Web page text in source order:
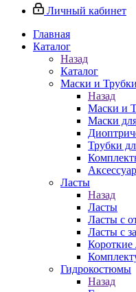
Личный кабинет
Главная
Каталог
Назад
Каталог
Маски и Трубки
Назад
Маски и
Маски
Трубки
Ласты
Назад
Ласты
Ласты с
Ласты с
Короткие
Гидрокостюмы
Назад